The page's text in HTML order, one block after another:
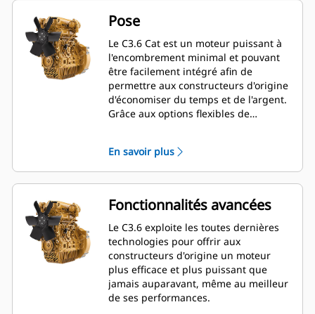
Pose
Le C3.6 Cat est un moteur puissant à
l'encombrement minimal et pouvant
être facilement intégré afin de
permettre aux constructeurs d'origine
d'économiser du temps et de l'argent.
Grâce aux options flexibles de
simplifiée, le C3.6 peut servir dans
une large gamme d'applications, tout
en garantissant vitesse et agilité.
En savoir plus
Fonctionnalités avancées
Le C3.6 exploite les toutes dernières
technologies pour offrir aux
constructeurs d'origine un moteur
plus efficace et plus puissant que
jamais auparavant, même au meilleur
de ses performances.